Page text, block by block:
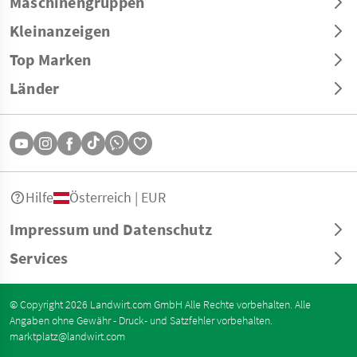
Kleinanzeigen
Top Marken
Länder
Impressum und Datenschutz
Services
Hilfe Österreich | EUR
© Copyright 2026 Landwirt.com GmbH Alle Rechte vorbehalten. Alle
Angaben ohne Gewähr - Druck- und Satzfehler vorbehalten.
marktplatz@landwirt.com